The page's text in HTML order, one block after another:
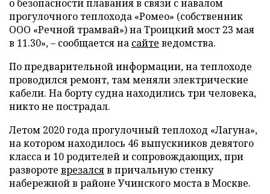
о безопасности плавания в связи с навалом
прогулочного теплохода «Ромео» (собственник
ООО «Речной трамвай») на Троицкий мост 23 мая
в 11.30», – сообщается на сайте ведомства.
По предварительной информации, на теплоходе
проводился ремонт, там меняли электрические
кабели. На борту судна находились три человека,
никто не пострадал.
Летом 2020 года прогулочный теплоход «Лагуна»,
на котором находилось 46 выпускников девятого
класса и 10 родителей и сопровождающих, при
развороте врезалсяв причальную стенку
набережной в районе Учинского моста в Москве.